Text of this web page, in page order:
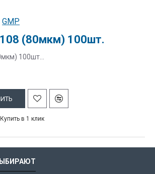
GMP
(80мкм) 100шт.
100шт...
Купить в 1 клик